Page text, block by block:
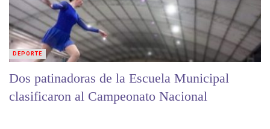
Dos patinadoras de la Escuela Municipal
clasificaron al Campeonato Nacional
DEPORTE